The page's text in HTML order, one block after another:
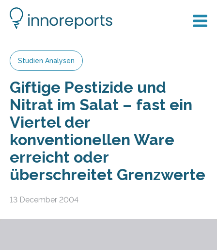
Studien Analysen
Giftige Pestizide und
Nitrat im Salat – fast ein
Viertel der
konventionellen Ware
erreicht oder
überschreitet Grenzwerte
13 December 2004